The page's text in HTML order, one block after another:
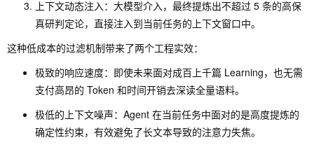
上下文动态注入：大模型介入，最终提炼出不超过 5 条的高保
真研判定论，直接注入到当前任务的上下文窗口中。
这种低成本的过滤机制带来了两个工程实效：
极致的响应速度：即使未来面对成百上千篇 Learning，也无需
支付高昂的 Token 和时间开销去深读全量语料。
极低的上下文噪声：Agent 在当前任务中面对的是高度提炼的
确定性约束，有效避免了长文本导致的注意力失焦。